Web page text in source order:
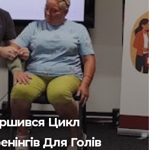
Цикл
Для Голів